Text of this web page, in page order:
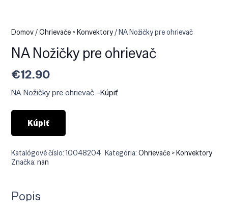
Domov/Ohrievače > Konvektory/ NA Nožičky pre ohrievač
NA Nožičky pre ohrievač
€12.90
NA Nožičky pre ohrievač –Kúpiť
Kúpiť
Katalógové číslo:10048204 Kategória:Ohrievače > Konvektory
Značka:nan
Popis